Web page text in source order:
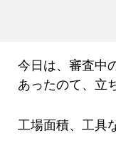
今日は、審査中
あったのて、立
工場面積、工具